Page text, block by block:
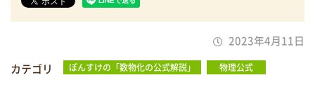
2023年4月11日
カテゴリ
ぽんすけの「数物化の公式解説」 物理公式